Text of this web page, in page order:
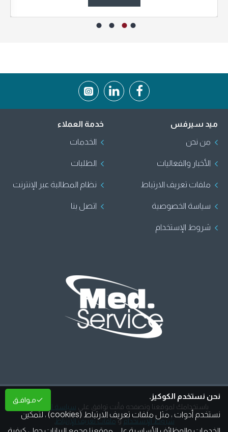
ميد سيرفس
من نحن
الأخبار والفعاليات
ملفات تعريف الارتباط
سياسة الخصوصية
شروط الإستخدام
خدمة العملاء
الخدمات
الطلبات
نظام المطالبة عبر الإنترنت
اتصل بنا
باستخدامك لموقعنا وتصفحه فأنت توافق على سياسة الخصوصية
شروط الإستخدام و ملفات تعريف الإرتباط
مـوافـق نحن نستخدم الكوكيز.
نستخدم أدوات ، مثل ملفات تعريف الارتباط (cookies) ، لتمكين